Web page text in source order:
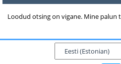
Loodud otsing on vigane. Mine palun